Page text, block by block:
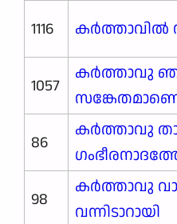
1116
കർത്താവിൽ
1057
കർത്താവു
86
കർത്താവു
98
കർത്താവു
വന്നിടാറായി